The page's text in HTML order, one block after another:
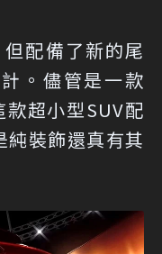
配備了新的尾
。儘管是一款
超小型SUV配
裝飾還真有其